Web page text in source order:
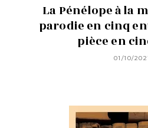
La Pénélope à la
parodie en cinq
pièce en
01/10/